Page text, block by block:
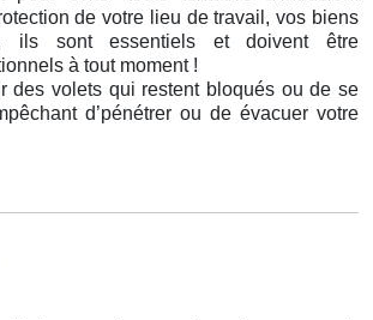
de votre lieu de travail, vos biens
ils sont essentiels et doivent être
à tout moment !
des volets qui restent bloqués ou de se
d’pénétrer ou de évacuer votre